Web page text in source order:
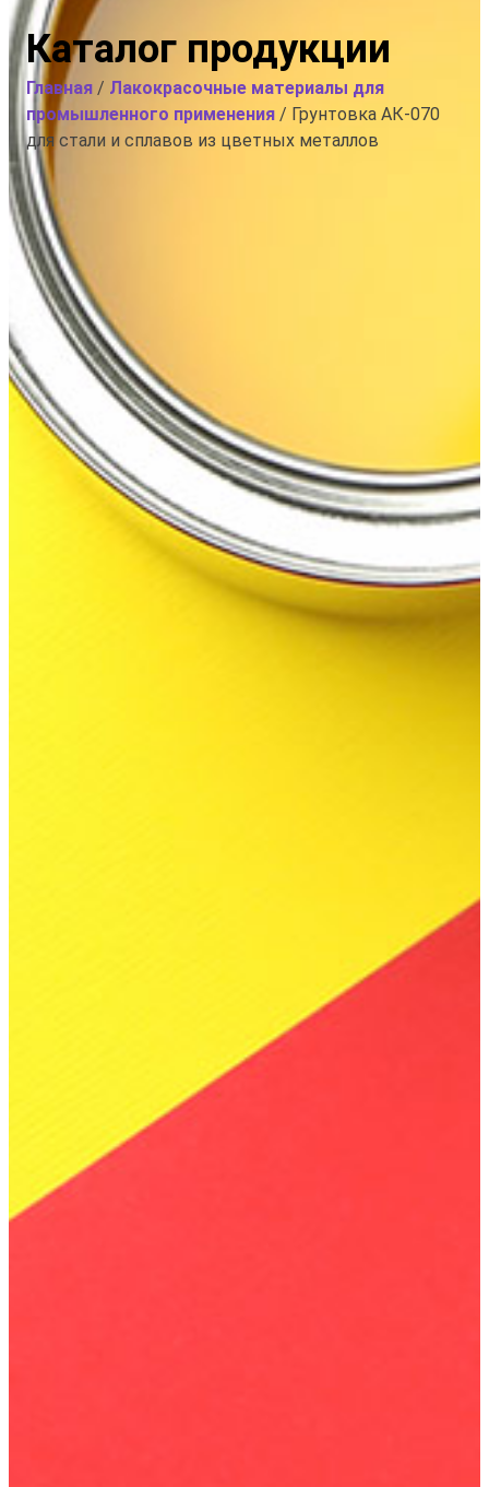
Каталог продукции
Главная / Лакокрасочные материалы для
промышленного применения / Грунтовка АК-070
для стали и сплавов из цветных металлов